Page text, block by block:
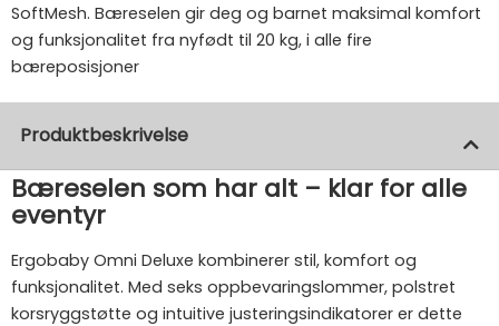
SoftMesh. Bæreselen gir deg og barnet maksimal komfort
og funksjonalitet fra nyfødt til 20 kg, i alle fire
bæreposisjoner
Produktbeskrivelse
Bæreselen som har alt – klar for alle
eventyr
Ergobaby Omni Deluxe kombinerer stil, komfort og
funksjonalitet. Med seks oppbevaringslommer, polstret
korsryggstøtte og intuitive justeringsindikatorer er dette